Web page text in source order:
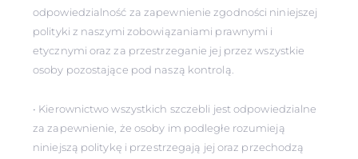
odpowiedzialność za zapewnienie zgodności niniejszej
polityki z naszymi zobowiązaniami prawnymi i
etycznymi oraz za przestrzeganie jej przez wszystkie
osoby pozostające pod naszą kontrolą.
• Kierownictwo wszystkich szczebli jest odpowiedzialne
za zapewnienie, że osoby im podległe rozumieją
niniejszą politykę i przestrzegają jej oraz przechodzą